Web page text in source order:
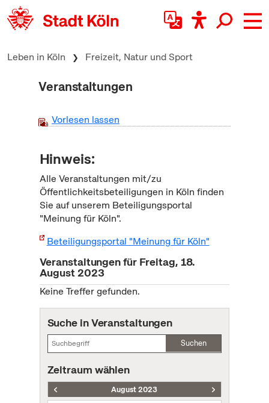
zum Inhalt springen
Leben in Köln Freizeit, Natur und Sport
Veranstaltungen
Vorlesen lassen
Hinweis:
Alle Veranstaltungen mit/zu
Öffentlichkeitsbeteiligungen in Köln finden
Sie auf unserem Beteiligungsportal
"Meinung für Köln".
Beteiligungsportal "Meinung für Köln"
Veranstaltungen für Freitag, 18.
August 2023
Keine Treffer gefunden.
Suche in Veranstaltungen
Suchen
Zeitraum wählen
August 2023